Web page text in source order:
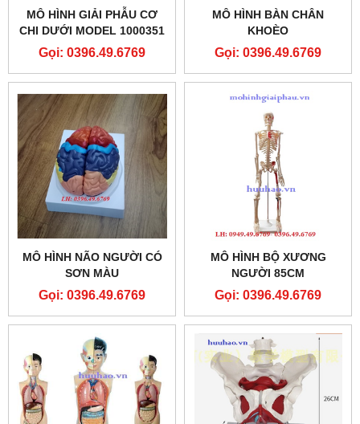
MÔ HÌNH GIẢI PHẪU CƠ
CHI DƯỚI MODEL 1000351
[M20] 3B SCIENTIFIC
Gọi: 0396.49.6769
MÔ HÌNH BÀN CHÂN
KHOÈO
Gọi: 0396.49.6769
MÔ HÌNH NÃO NGƯỜI CÓ
SƠN MÀU
Gọi: 0396.49.6769
MÔ HÌNH BỘ XƯƠNG
NGƯỜI 85CM
Gọi: 0396.49.6769